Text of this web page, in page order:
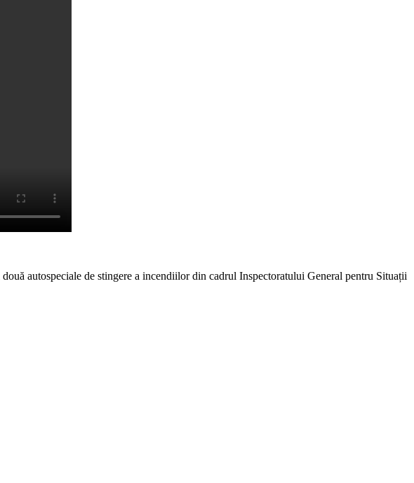
autospeciale de stingere a incendiilor din cadrul Inspectoratului General pentru Situații